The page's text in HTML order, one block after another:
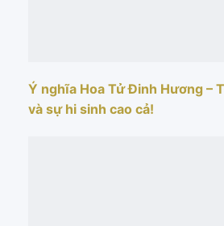
Ý nghĩa Hoa Tử Đinh Hương –
và sự hi sinh cao cả!